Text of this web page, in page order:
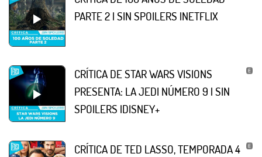
PARTE 2 | SIN SPOILERS |NETFLIX
CRÍTICA DE STAR WARS VISIONS
PRESENTA: LA JEDI NÚMERO 9 | SIN
SPOILERS |DISNEY+
CRÍTICA DE TED LASSO, TEMPORADA 4